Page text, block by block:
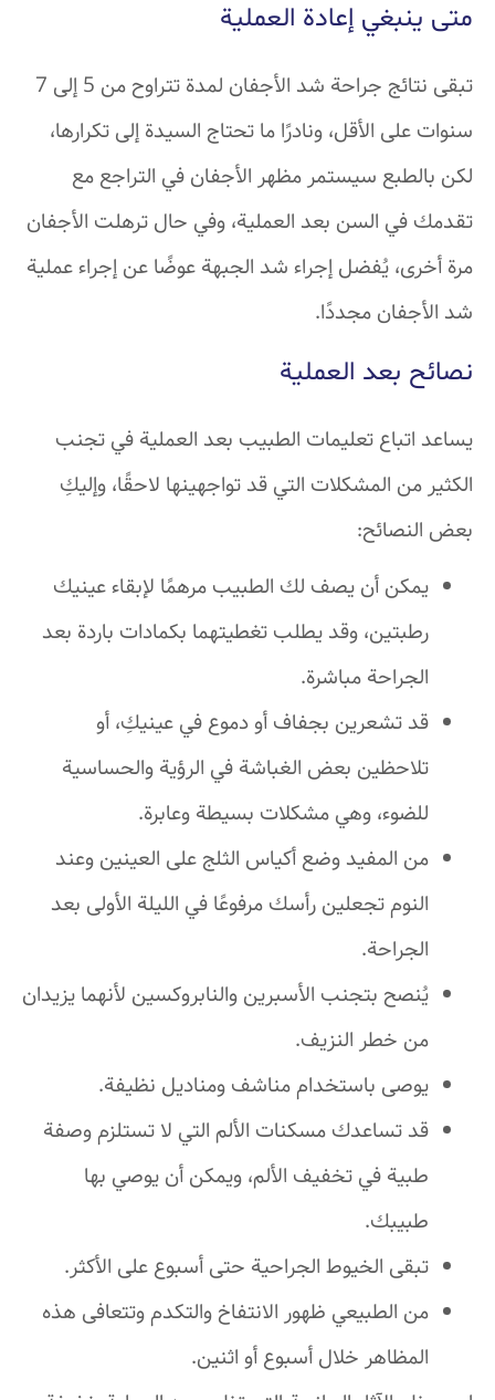
متى ينبغي إعادة العملية
تبقى نتائج جراحة شد الأجفان لمدة تتراوح من 5 إلى 7
سنوات على الأقل، ونادرًا ما تحتاج السيدة إلى تكرارها،
لكن بالطبع سيستمر مظهر الأجفان في التراجع مع
تقدمك في السن بعد العملية، وفي حال ترهلت الأجفان
مرة أخرى، يُفضل إجراء شد الجبهة عوضًا عن إجراء عملية
شد الأجفان مجددًا.
نصائح بعد العملية
يساعد اتباع تعليمات الطبيب بعد العملية في تجنب
الكثير من المشكلات التي قد تواجهينها لاحقًا، وإليكِ
بعض النصائح:
يمكن أن يصف لك الطبيب مرهمًا لإبقاء عينيك
رطبتين، وقد يطلب تغطيتهما بكمادات باردة بعد
الجراحة مباشرة.
قد تشعرين بجفاف أو دموع في عينيكِ، أو
تلاحظين بعض الغباشة في الرؤية والحساسية
للضوء، وهي مشكلات بسيطة وعابرة.
من المفيد وضع أكياس الثلج على العينين وعند
النوم تجعلين رأسك مرفوعًا في الليلة الأولى بعد
الجراحة.
يُنصح بتجنب الأسبرين والنابروكسين لأنهما يزيدان
من خطر النزيف.
يوصى باستخدام مناشف ومناديل نظيفة.
قد تساعدك مسكنات الألم التي لا تستلزم وصفة
طبية في تخفيف الألم، ويمكن أن يوصي بها
طبيبك.
تبقى الخيوط الجراحية حتى أسبوع على الأكثر.
من الطبيعي ظهور الانتفاخ والتكدم وتتعافى هذه
المظاهر خلال أسبوع أو اثنين.